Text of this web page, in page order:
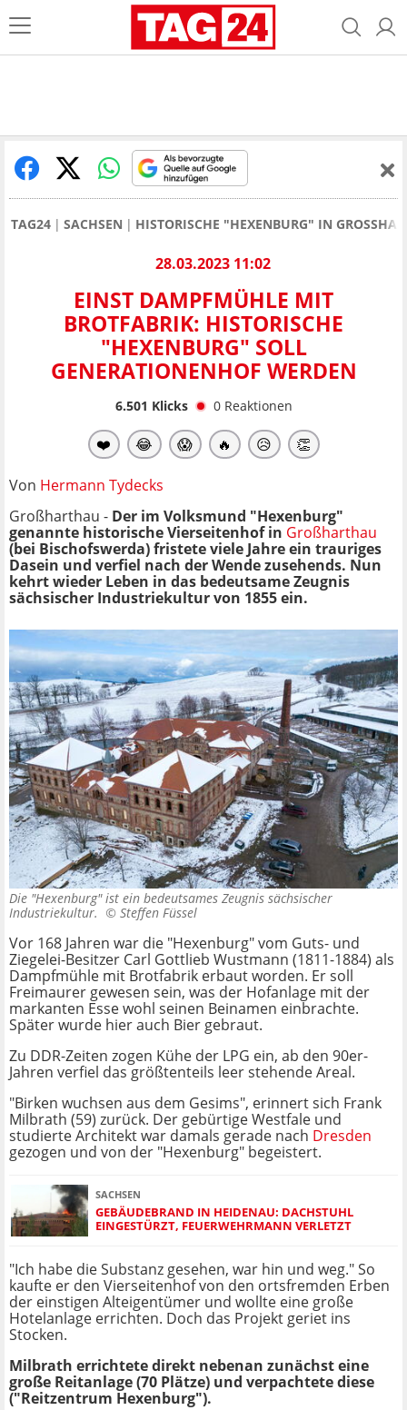
TAG24 SACHSEN HISTORISCHE "HEXENBURG" IN
28.03.2023 11:02
EINST DAMPFMÜHLE MIT
BROTFABRIK: HISTORISCHE
"HEXENBURG" SOLL
GENERATIONENHOF WERDEN
6.501 Klicks 0 Reaktionen
❤️ 😂 😱 🔥 😥 👏
Von Hermann Tydecks
Großharthau - Der im Volksmund "Hexenburg"
genannte historische Vierseitenhof in Großharthau
(bei Bischofswerda) fristete viele Jahre ein trauriges
Dasein und verfiel nach der Wende zusehends. Nun
kehrt wieder Leben in das bedeutsame Zeugnis
sächsischer Industriekultur von 1855 ein.
Die "Hexenburg" ist ein bedeutsames Zeugnis sächsischer
Industriekultur. © Steffen Füssel
Vor 168 Jahren war die "Hexenburg" vom Guts- und
Ziegelei-Besitzer Carl Gottlieb Wustmann (1811-1884) als
Dampfmühle mit Brotfabrik erbaut worden. Er soll
Freimaurer gewesen sein, was der Hofanlage mit der
markanten Esse wohl seinen Beinamen einbrachte.
Später wurde hier auch Bier gebraut.
Zu DDR-Zeiten zogen Kühe der LPG ein, ab den 90er-
Jahren verfiel das größtenteils leer stehende Areal.
"Birken wuchsen aus dem Gesims", erinnert sich Frank
Milbrath (59) zurück. Der gebürtige Westfale und
studierte Architekt war damals gerade nach Dresden
gezogen und von der "Hexenburg" begeistert.
SACHSEN
GEBÄUDEBRAND IN HEIDENAU: DACHSTUHL
EINGESTÜRZT, FEUERWEHRMANN VERLETZT
"Ich habe die Substanz gesehen, war hin und weg." So
kaufte er den Vierseitenhof von den ortsfremden Erben
der einstigen Alteigentümer und wollte eine große
Hotelanlage errichten. Doch das Projekt geriet ins
Stocken.
Milbrath errichtete direkt nebenan zunächst eine
große Reitanlage (70 Plätze) und verpachtete diese
("Reitzentrum Hexenburg").